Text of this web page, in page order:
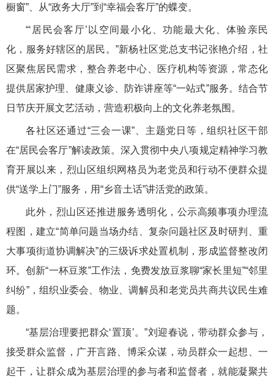
橱窗”、从“政务大厅”到“幸福会客厅”的蝶变。
“‘居民会客厅’以空间最小化、功能最大化、体验亲民
化，服务好辖区的居民。”新杨社区党总支书记张艳介绍，社
区聚焦居民需求，整合养老中心、医疗机构等资源，常态化
提供居家护理、健康义诊、防诈讲座等“一站式”服务。结合节
日节庆开展文艺活动，营造积极向上的文化养老氛围。
各社区还通过“三会一课”、主题党日等，组织社区干部
在“居民会客厅”解读政策。深入贯彻中央八项规定精神学习教
育开展以来，烈山区组织网格员为老党员和行动不便群众提
供“送学上门”服务，用“乡音土话”讲活党的政策。
此外，烈山区还推进服务透明化，公示高频事项办理流
程图，建立“简单问题当场办结、复杂问题社区及时研判、重
大事项街道协调解决”的三级诉求处置机制，形成监督整改闭
环。创新“一杯豆浆”工作法，免费发放豆浆聊“家长里短”“邻里
纠纷”，组织业委会、物业、调解员和老党员共商共议民生难
题。
“基层治理要把群众‘置顶’。”刘迎春说，带动群众参与，
接受群众监督，广开言路、博采众谋，动员群众一起想、一
起干，让群众成为基层治理的参与者和监督者，就能凝聚共